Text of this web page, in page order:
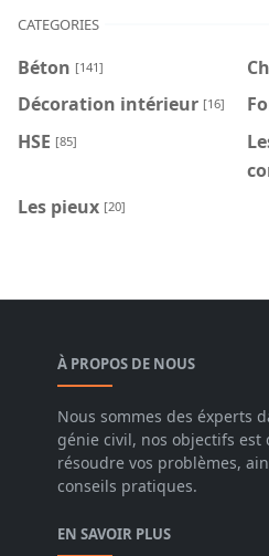
CATEGORIES
Béton [141]
Décoration intérieur [16]
HSE [85]
Les pieux [20]
À PROPOS DE NOUS
Nous sommes des éxperts
génie civil, nos objectifs est
résoudre vos problèmes,
conseils pratiques.
EN SAVOIR PLUS